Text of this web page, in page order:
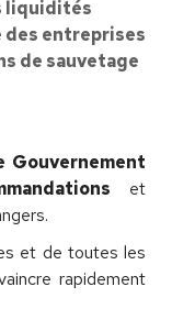
liquidités
des entreprises
de sauvetage
et
et de toutes les
rapidement